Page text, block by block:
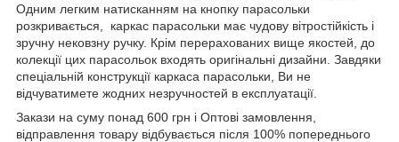
Одним легким натисканням на кнопку парасольки
розкривається, каркас парасольки має чудову вітростійкість і
зручну нековзну ручку. Крім перерахованих вище якостей, до
колекції цих парасольок входять оригінальні дизайни. Завдяки
спеціальній конструкції каркаса парасольки, Ви не
відчуватимете жодних незручностей в експлуатації.
Закази на суму понад 600 грн і Оптові замовлення,
відправлення товару відбувається після 100% попереднього